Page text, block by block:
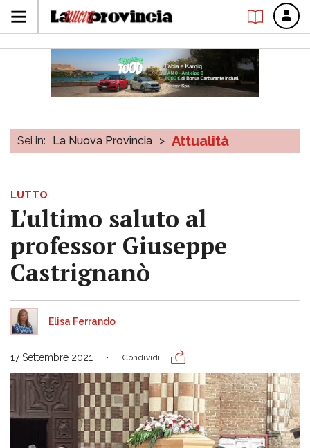
Sei in: La Nuova Provincia > Attualità
LUTTO
L'ultimo saluto al
professor Giuseppe
Castrignanò
Elisa Ferrando
17 Settembre 2021 Condividi